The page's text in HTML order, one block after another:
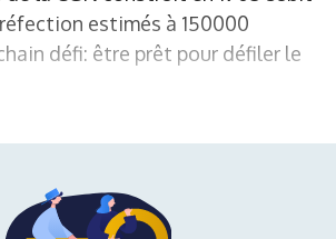
estimés à 150000
défi: être prêt pour défiler le